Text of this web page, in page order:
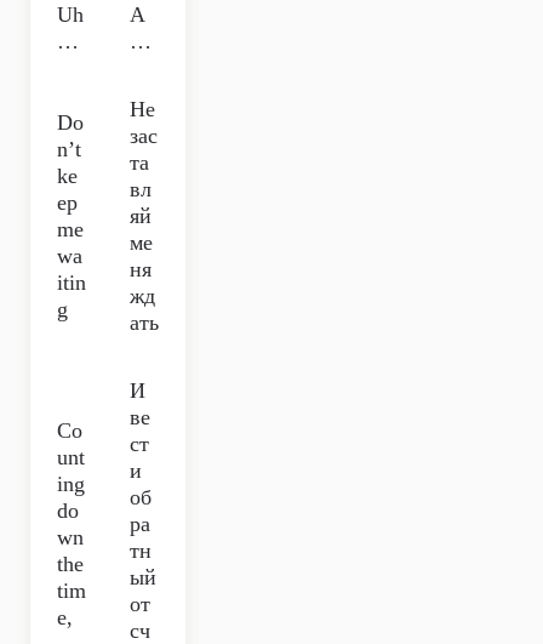
Uh
…
А
…
Do
n’t
ke
ep
me
wa
itin
g
Не
зас
та
вл
яй
ме
ня
жд
ать
Co
unt
ing
do
wn
the
tim
e,
И
ве
ст
и
об
ра
тн
ый
от
сч